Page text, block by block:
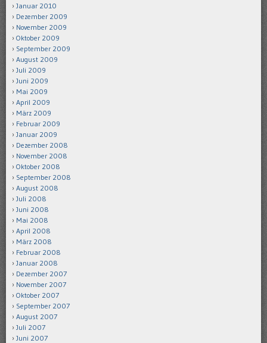
Januar 2010
Dezember 2009
November 2009
Oktober 2009
September 2009
August 2009
Juli 2009
Juni 2009
Mai 2009
April 2009
März 2009
Februar 2009
Januar 2009
Dezember 2008
November 2008
Oktober 2008
September 2008
August 2008
Juli 2008
Juni 2008
Mai 2008
April 2008
März 2008
Februar 2008
Januar 2008
Dezember 2007
November 2007
Oktober 2007
September 2007
August 2007
Juli 2007
Juni 2007